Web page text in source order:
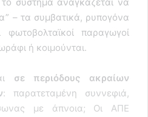
– τα συμβατικά, ρυπογόνα
φωτοβολταϊκοί παραγωγοί
ή κοιμούνται.
σε περιόδους ακραίων
: παρατεταμένη συννεφιά,
με άπνοια; Οι ΑΠΕ